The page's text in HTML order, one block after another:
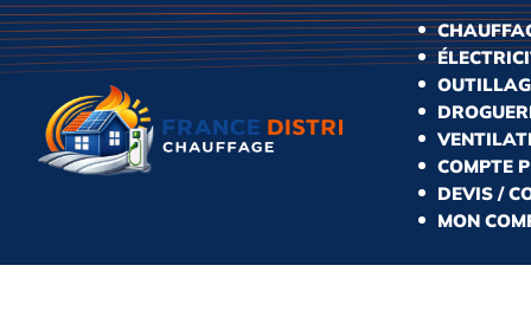
COMPTE
DEVIS /
MON